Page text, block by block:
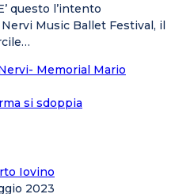
questo l’intento
Music Ballet Festival, il
Memorial Mario
Iovino
2023